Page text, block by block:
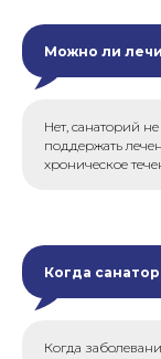
Можно ли
Нет, санаторий
поддержать
хроническое
Когда
Когда